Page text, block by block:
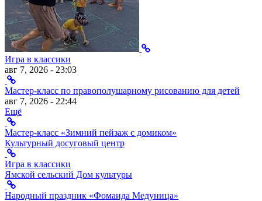
Игра в классики
авг 7, 2026 - 23:03
Мастер-класс по правополушарному рисованию для детей
авг 7, 2026 - 22:44
Ещё
Мастер-класс «Зимний пейзаж с домиком»
Культурный досуговый центр
Игра в классики
Ямской сельский Дом культуры
Народный праздник «Фомаида Медуница»